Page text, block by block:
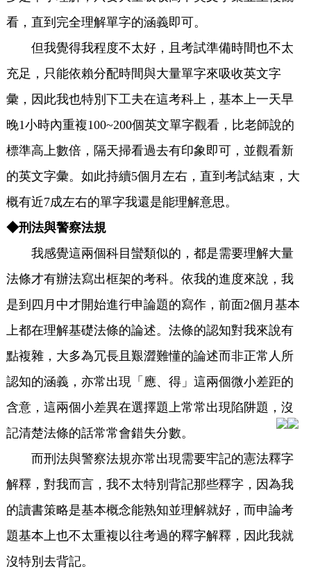
看，直到完全理解單字的涵義即可。
但我覺得我程度不太好，且考試準備時間也不太
充足，只能依賴分配時間與大量單字來吸收英文字
彙，因此我也特別下工夫在這考科上，基本上一天早
晚1小時內重複100~200個英文單字觀看，比老師說的
標準高上數倍，隔天掃看過去有印象即可，並觀看新
的英文字彙。如此持續5個月左右，直到考試結束，大
概有近7成左右的單字我還是能理解意思。
◆刑法與警察法規
我感覺這兩個科目蠻類似的，都是需要理解大量
法條才有辦法寫出框架的考科。依我的進度來說，我
是到四月中才開始進行申論題的寫作，前面2個月基本
上都在理解基礎法條的論述。法條的認知對我來說有
點複雜，大多為冗長且艱澀難懂的論述而非正常人所
認知的涵義，亦常出現「應、得」這兩個微小差距的
含意，這兩個小差異在選擇題上常常出現陷阱題，沒
記清楚法條的話常常會錯失分數。
而刑法與警察法規亦常出現需要牢記的憲法釋字
解釋，對我而言，我不太特別背記那些釋字，因為我
的讀書策略是基本概念能熟知並理解就好，而申論考
題基本上也不太重複以往考過的釋字解釋，因此我就
沒特別去背記。